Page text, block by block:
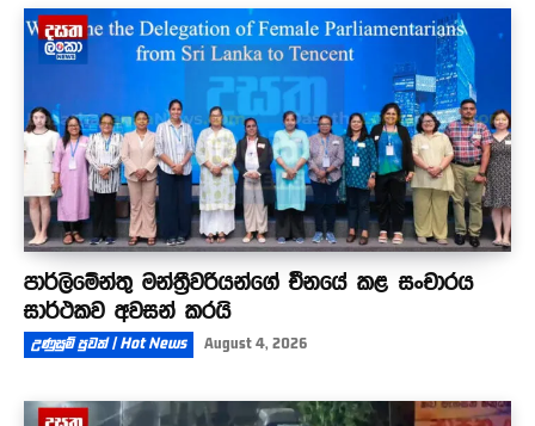
පාර්ලිමේන්තු මන්ත්‍රීවරියන්ගේ චීනයේ කළ සංචාරය
සාර්ථකව අවසන් කරයි
උණුසුම් පුවත් | Hot News August 4, 2026